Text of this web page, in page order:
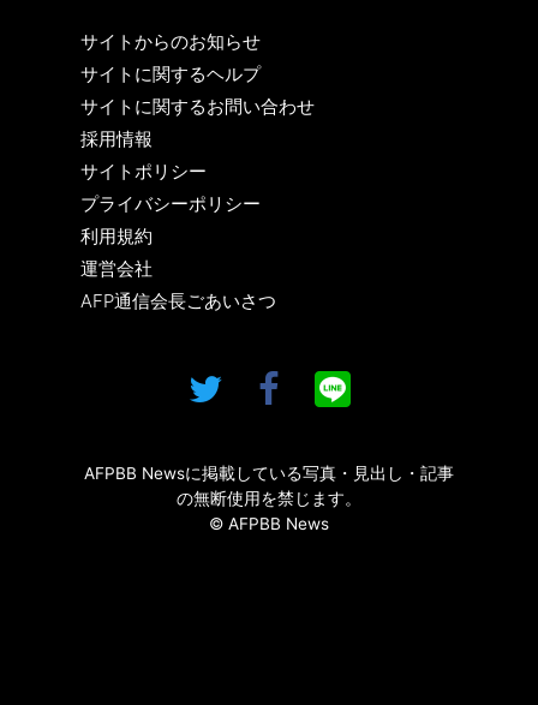
サイトからのお知らせ
サイトに関するヘルプ
サイトに関するお問い合わせ
採用情報
サイトポリシー
プライバシーポリシー
利用規約
運営会社
AFP通信会長ごあいさつ
AFPBB Newsに掲載している写真・見出し・記事
の無断使用を禁じます。
© AFPBB News